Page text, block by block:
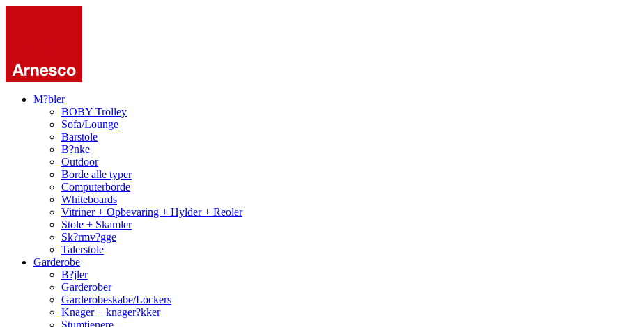
M?bler
BOBY Trolley
Sofa/Lounge
Barstole
B?nke
Outdoor
Borde alle typer
Computerborde
Whiteboards
Vitriner + Opbevaring + Hylder + Reoler
Stole + Skamler
Sk?rmv?gge
Talerstole
Garderobe
B?jler
Garderober
Garderobeskabe/Lockers
Knager + knager?kker
Stumtjenere